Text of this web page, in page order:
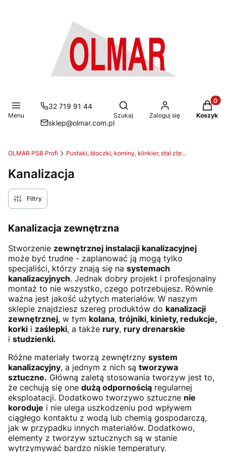
Menu
32 719 91 44
sklep@olmar.com.pl
Otwórz wyszukiwarkę
Szukaj Zaloguj się Koszyk
OLMAR PSB Profi Pustaki, bloczki, kominy, klinkier, stal zbrojeniowa, docieplenia
Kanalizacja
Filtry
Kanalizacja zewnętrzna
Stworzenie zewnętrznej instalacji kanalizacyjnej
może być trudne - zaplanować ją mogą tylko
specjaliści, którzy znają się na systemach
kanalizacyjnych. Jednak dobry projekt i profesjonalny
montaż to nie wszystko, czego potrzebujesz. Równie
ważna jest jakość użytych materiałów. W naszym
sklepie znajdziesz szereg produktów do kanalizacji
zewnętrznej, w tym kolana, trójniki, kiniety, redukcje,
korki i zaślepki, a także rury, rury drenarskie
i studzienki.
Różne materiały tworzą zewnętrzny system
kanalizacyjny, a jednym z nich są tworzywa
sztuczne. Główną zaletą stosowania tworzyw jest to,
że cechują się one dużą odpornością regularnej
eksploatacji. Dodatkowo tworzywo sztuczne nie
koroduje i nie ulega uszkodzeniu pod wpływem
ciągłego kontaktu z wodą lub chemią gospodarczą,
jak w przypadku innych materiałów. Dodatkowo,
elementy z tworzyw sztucznych są w stanie
wytrzymywać bardzo niskie temperatury.